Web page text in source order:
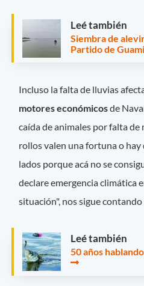
Leé también
Siembra de
Partido de
Incluso la falta de lluvias
motores económicosde
caída de animales por falta
rollos valen una fortuna o
lados porque acá no se
declare emergencia climática
situación", nos sigue contando
Leé también
50 años